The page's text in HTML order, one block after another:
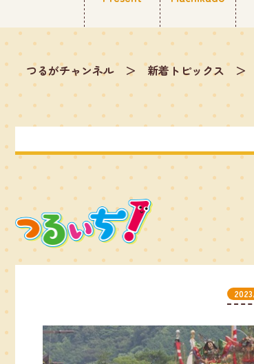
つるがチャンネル ＞ 新着トピックス ＞